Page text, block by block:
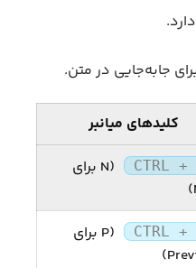
جابه‌جایی در متن.
کلیدهای میانبر
CTRL +
(N برای
CTRL +
(P برای